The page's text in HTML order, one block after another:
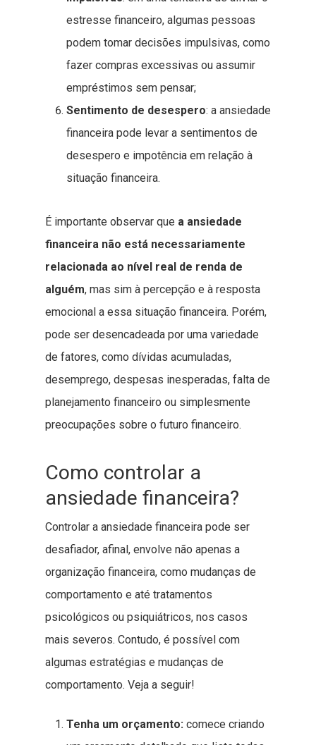
estresse financeiro, algumas pessoas
podem tomar decisões impulsivas, como
fazer compras excessivas ou assumir
empréstimos sem pensar;
Sentimento de desespero: a ansiedade
financeira pode levar a sentimentos de
desespero e impotência em relação à
situação financeira.
É importante observar que a ansiedade
financeira não está necessariamente
relacionada ao nível real de renda de
alguém, mas sim à percepção e à resposta
emocional a essa situação financeira. Porém,
pode ser desencadeada por uma variedade
de fatores, como dívidas acumuladas,
desemprego, despesas inesperadas, falta de
planejamento financeiro ou simplesmente
preocupações sobre o futuro financeiro.
Como controlar a
ansiedade financeira?
Controlar a ansiedade financeira pode ser
desafiador, afinal, envolve não apenas a
organização financeira, como mudanças de
comportamento e até tratamentos
psicológicos ou psiquiátricos, nos casos
mais severos. Contudo, é possível com
algumas estratégias e mudanças de
comportamento. Veja a seguir!
Tenha um orçamento: comece criando